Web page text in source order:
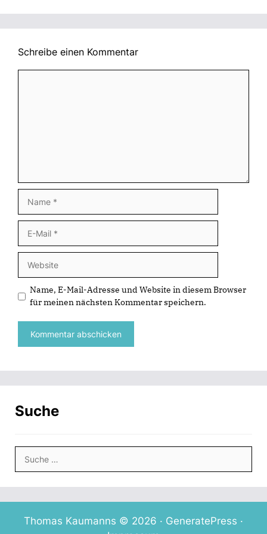
Schreibe einen Kommentar
Mail
Name, E-Mail-Adresse und Website in diesem Browser
für meinen nächsten Kommentar speichern.
Suche
nach:
Thomas Kaumanns © 2026 · GeneratePress ·